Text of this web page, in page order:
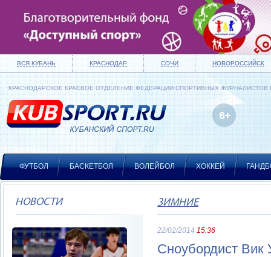
ВСЯ КУБАНЬ КРАСНОДАР СОЧИ НОВОРОССИЙСК
КРАСНОДАРСКОЕ КРАЕВОЕ ОТДЕЛЕНИЕ ФЕДЕРАЦИИ СПОРТИВНЫХ ЖУРНАЛИСТОВ
ФУТБОЛ БАСКЕТБОЛ ВОЛЕЙБОЛ ХОККЕЙ
НОВОСТИ ЗИМНИЕ
22/02/2014 15:36
Сноубордист Вик